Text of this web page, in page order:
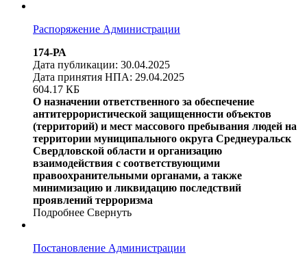
Распоряжение Администрации
174-РА
Дата публикации: 30.04.2025
Дата принятия НПА: 29.04.2025
604.17 КБ
О назначении ответственного за обеспечение
антитеррористической защищенности объектов
(территорий) и мест массового пребывания людей на
территории муниципального округа Среднеуральск
Свердловской области и организацию
взаимодействия с соответствующими
правоохранительными органами, а также
минимизацию и ликвидацию последствий
проявлений терроризма
Подробнее Свернуть
Постановление Администрации